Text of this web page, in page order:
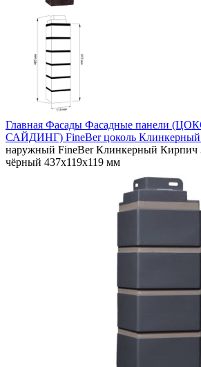
Главная Фасады Фасадные панели
САЙДИНГ) FineBer цоколь
наружный FineBer Клинкерный Кирпич
чёрный 437х119х119 мм